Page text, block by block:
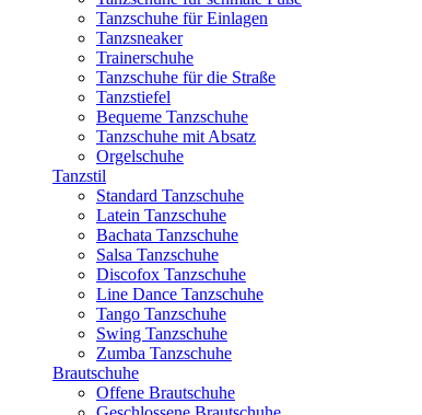
Tanzschuhe für Einlagen
Tanzsneaker
Trainerschuhe
Tanzschuhe für die Straße
Tanzstiefel
Bequeme Tanzschuhe
Tanzschuhe mit Absatz
Orgelschuhe
Tanzstil
Standard Tanzschuhe
Latein Tanzschuhe
Bachata Tanzschuhe
Salsa Tanzschuhe
Discofox Tanzschuhe
Line Dance Tanzschuhe
Tango Tanzschuhe
Swing Tanzschuhe
Zumba Tanzschuhe
Brautschuhe
Offene Brautschuhe